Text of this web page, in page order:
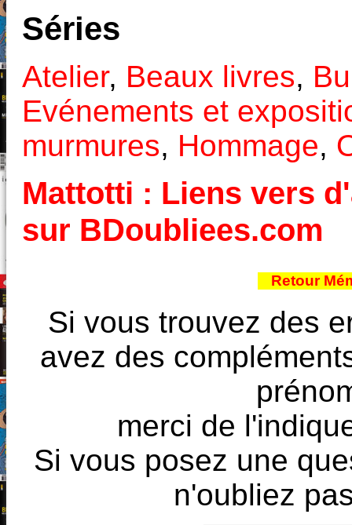
Séries
Atelier, Beaux livres,
Evénements et
murmures, Hommage,
Mattotti : Liens vers
sur BDoubliees.com
Retour
Si vous trouvez des
avez des
merci de
Si vous posez une
n'oubliez